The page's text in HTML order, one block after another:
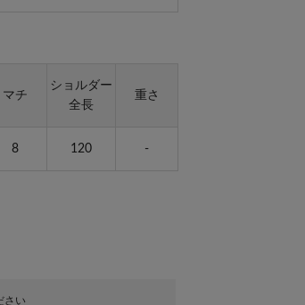
マチ
ショルダー
全長
重さ
8 120 -
さい